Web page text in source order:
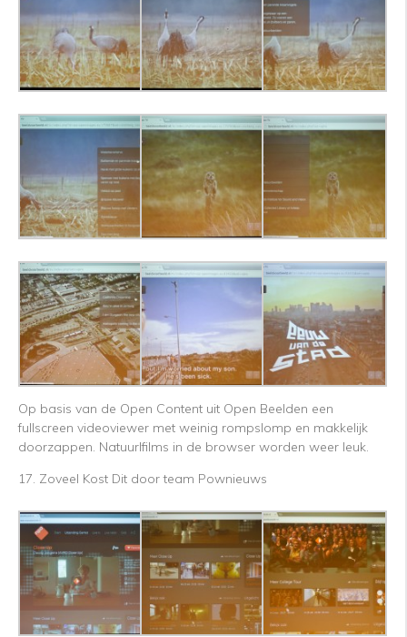
Op basis van de Open Content uit Open Beelden een
fullscreen videoviewer met weinig rompslomp en makkelijk
doorzappen. Natuurlfilms in de browser worden weer leuk.
17. Zoveel Kost Dit door team Pownieuws